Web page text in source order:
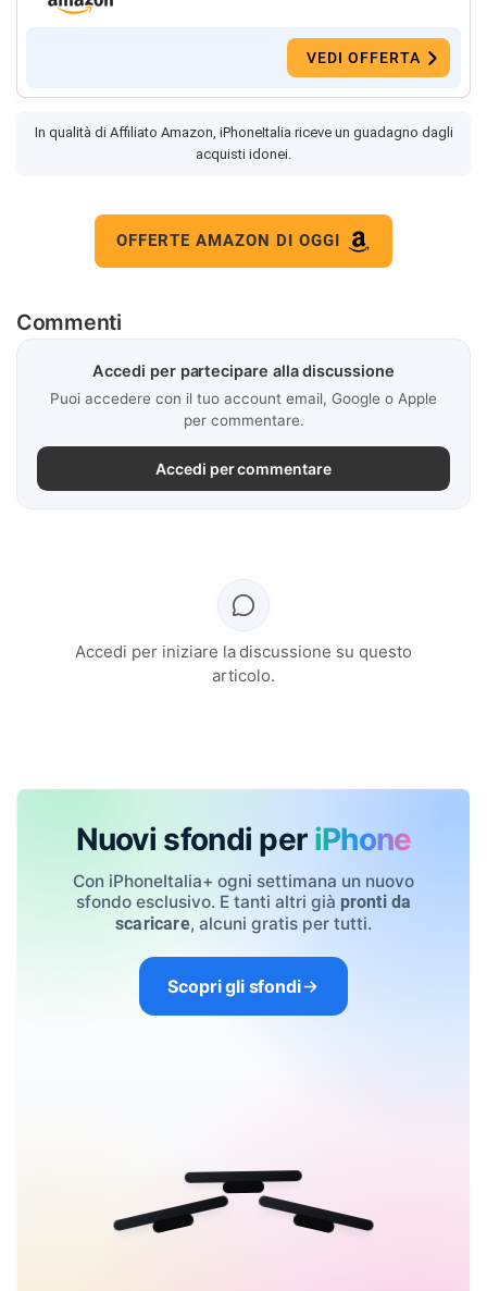
VEDI OFFERTA
In qualità di Affiliato Amazon, iPhoneItalia riceve un guadagno dagli
acquisti idonei.
OFFERTE AMAZON DI OGGI
Commenti
Accedi per partecipare alla discussione
Puoi accedere con il tuo account email, Google o Apple
per commentare.
Accedi per commentare
Accedi per iniziare la discussione su questo
articolo.
Nuovi sfondi per iPhone
Con iPhoneItalia+ ogni settimana un nuovo
sfondo esclusivo. E tanti altri già pronti da
scaricare, alcuni gratis per tutti.
Scopri gli sfondi